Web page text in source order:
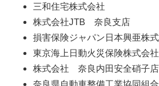
三和住宅株式会社
株式会社JTB 奈良支店
損害保険ジャパン日本興亜株
東京海上日動火災保険株式会
株式会社 奈良内田安全硝子店
奈良県自動車整備工業協同組合